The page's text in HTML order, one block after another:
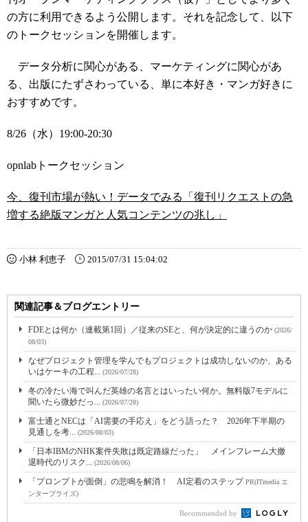
の方に利用できるよう公開します。それを記念して、以下
のトークセッションを開催します。
データ分析に関心がある、マーケティングに関心があ
る、出版にたずさわっている、単に本好き・マンガ好きに
おすすめです。
8/26（水）19:00-20:30
opnlabトークセッション
今、復刊市場が熱い！データでみる「復刊リクエストの急
増する絶版マンガと人気コンテンツの兆し」
小林 利恵子 2015/07/31 15:04:02
関連記事＆ブログエントリー
FDEとは何か（連載第1回）／従来のSEと、何が決定的に違うのか (2026/
08/03)
なぜプロジェクト管理を学んでもプロジェクトは成功しないのか、ある
いはケーキの工程... (2026/07/28)
冬の冷たい海で叫んだ英雄の名言とはいったい何か。無料版7モデルに
聞いたら微妙だっ... (2026/07/28)
富士通とNECは「AI需要の手応え」をどう語った？ 2026年下半期の
見通しを考... (2026/08/03)
「日本IBMのNHK案件失敗は既定路線だった」 メインフレーム大撤
退時代のリスク... (2026/08/06)
「プロンプトが面倒」の悲鳴を解消！ AI定着のステップPR(ITmedia エ
ンタープライズ)
Recommended by